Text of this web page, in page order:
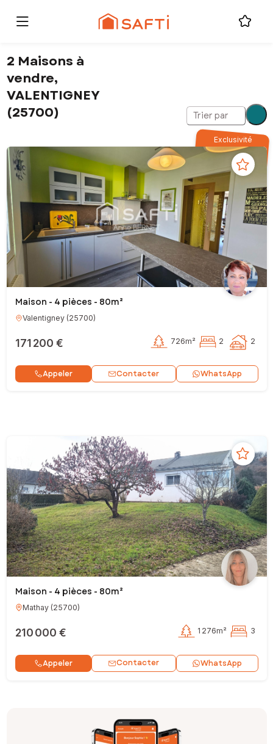
2 Maisons à
vendre,
VALENTIGNEY
(25700)
Trier par
Exclusivité
Maison - 4 pièces - 80m²
Valentigney(25700)
171 200 € 726m² 2 2
Appeler Contacter WhatsApp
Maison - 4 pièces - 80m²
Mathay(25700)
210 000 € 1 276m² 3
Appeler Contacter WhatsApp